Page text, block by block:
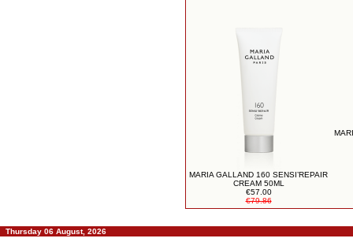
MARIA GALLAND 160 SENSI’REPAIR
CREAM 50ML
€57.00
€79.86
Thursday 06 August, 2026